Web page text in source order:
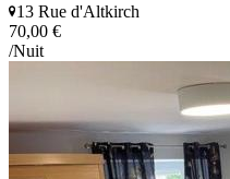
13 Rue d'Altkirch
70,00 €
/Nuit